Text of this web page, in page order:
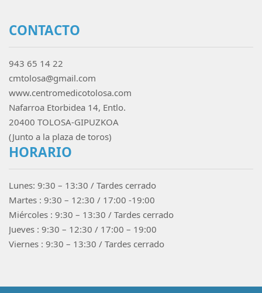
CONTACTO
943 65 14 22
cmtolosa@gmail.com
www.centromedicotolosa.com
Nafarroa Etorbidea 14, Entlo.
20400 TOLOSA-GIPUZKOA
(Junto a la plaza de toros)
HORARIO
Lunes: 9:30 – 13:30 / Tardes cerrado
Martes : 9:30 – 12:30 / 17:00 -19:00
Miércoles : 9:30 – 13:30 / Tardes cerrado
Jueves : 9:30 – 12:30 / 17:00 – 19:00
Viernes : 9:30 – 13:30 / Tardes cerrado